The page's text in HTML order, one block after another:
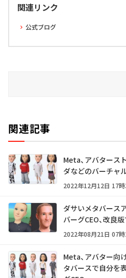
関連リンク
公式ブログ
関連記事
Meta、アバター
ダなどのバーチャ
2022年12月12日 17
ダサいメタバース
バーグCEO、改良
2022年08月21日 07
Meta、アバター向
タバースで自分を